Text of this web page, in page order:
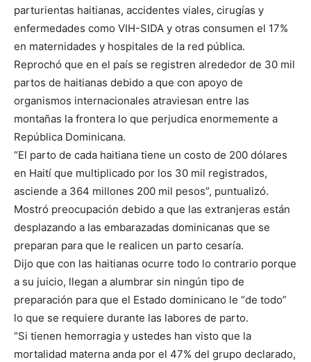
parturientas haitianas, accidentes viales, cirugías y
enfermedades como VIH-SIDA y otras consumen el 17%
en maternidades y hospitales de la red pública.
Reprochó que en el país se registren alrededor de 30 mil
partos de haitianas debido a que con apoyo de
organismos internacionales atraviesan entre las
montañas la frontera lo que perjudica enormemente a
República Dominicana.
“El parto de cada haitiana tiene un costo de 200 dólares
en Haití que multiplicado por los 30 mil registrados,
asciende a 364 millones 200 mil pesos”, puntualizó.
Mostró preocupación debido a que las extranjeras están
desplazando a las embarazadas dominicanas que se
preparan para que le realicen un parto cesaría.
Dijo que con las haitianas ocurre todo lo contrario porque
a su juicio, llegan a alumbrar sin ningún tipo de
preparación para que el Estado dominicano le “de todo”
lo que se requiere durante las labores de parto.
“Si tienen hemorragia y ustedes han visto que la
mortalidad materna anda por el 47% del grupo declarado,